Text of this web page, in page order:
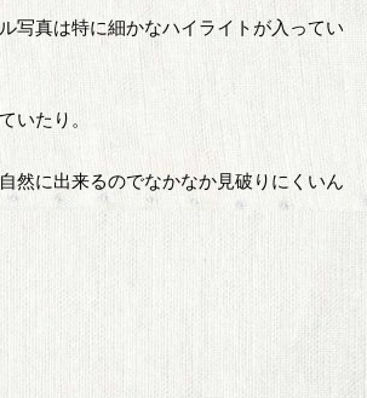
写真は特に細かなハイライトが入ってい
いたり。
然に出来るのでなかなか見破りにくいん